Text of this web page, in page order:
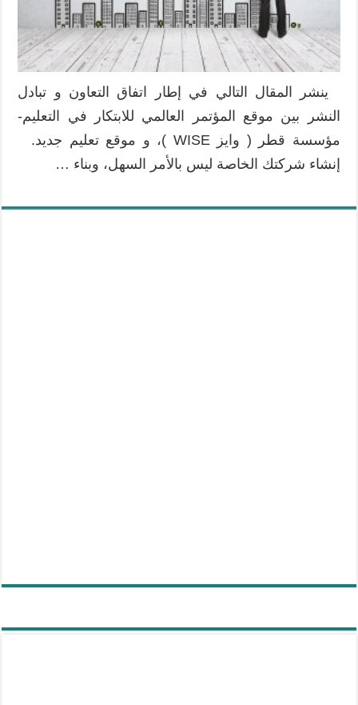
ينشر المقال التالي في إطار اتفاق التعاون و تبادل
النشر بين موقع المؤتمر العالمي للابتكار في التعليم-
مؤسسة قطر ( وايز WISE )، و موقع تعليم جديد.
إنشاء شركتك الخاصة ليس بالأمر السهل، وبناء …